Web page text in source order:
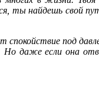
ты найдешь свой
под
даже если она